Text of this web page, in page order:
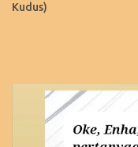
Kudus)